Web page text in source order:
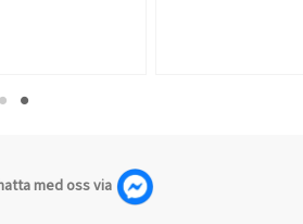
med oss via